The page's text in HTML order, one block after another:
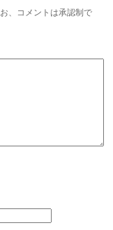
、コメントは承認制で